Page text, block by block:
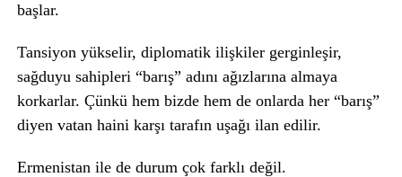
başlar.
Tansiyon yükselir, diplomatik ilişkiler gerginleşir,
sağduyu sahipleri “barış” adını ağızlarına almaya
korkarlar. Çünkü hem bizde hem de onlarda her “barış”
diyen vatan haini karşı tarafın uşağı ilan edilir.
Ermenistan ile de durum çok farklı değil.